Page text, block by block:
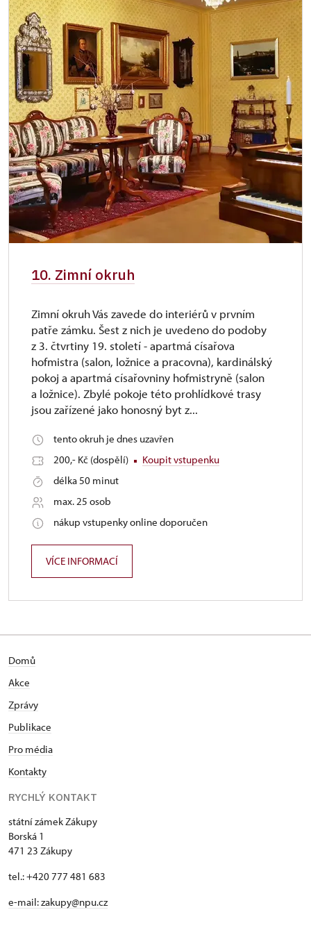
10. Zimní okruh
Zimní okruh Vás zavede do interiérů v prvním
patře zámku. Šest z nich je uvedeno do podoby
z 3. čtvrtiny 19. století - apartmá císařova
hofmistra (salon, ložnice a pracovna), kardinálský
pokoj a apartmá císařovniny hofmistryně (salon
a ložnice). Zbylé pokoje této prohlídkové trasy
jsou zařízené jako honosný byt z...
tento okruh je dnes uzavřen
200,- Kč (dospělí)
Koupit vstupenku
délka 50 minut
max. 25 osob
nákup vstupenky online doporučen
VÍCE INFORMACÍ
Domů
Akce
Zprávy
Publikace
Pro média
Kontakty
RYCHLÝ KONTAKT
státní zámek Zákupy
Borská 1
471 23 Zákupy
tel.: +420 777 481 683
e-mail: zakupy@npu.cz